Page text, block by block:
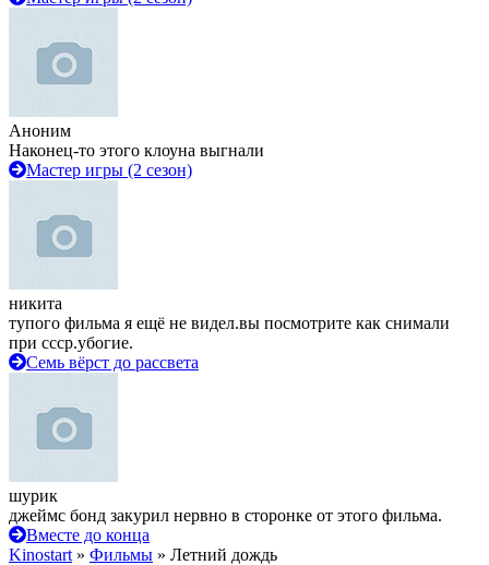
Аноним
Наконец-то этого клоуна выгнали
Мастер игры (2 сезон)
никита
тупого фильма я ещё не видел.вы посмотрите как снимали
при ссср.убогие.
Семь вёрст до рассвета
шурик
джеймс бонд закурил нервно в сторонке от этого фильма.
Вместе до конца
Kinostart » Фильмы » Летний дождь